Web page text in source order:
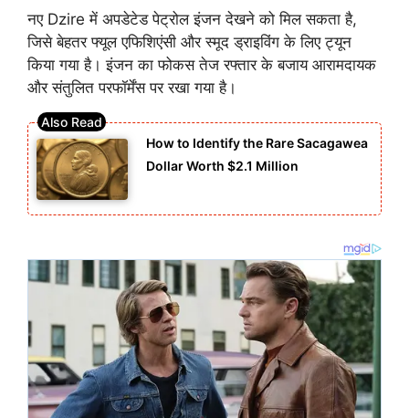
नए Dzire में अपडेटेड पेट्रोल इंजन देखने को मिल सकता है,
जिसे बेहतर फ्यूल एफिशिएंसी और स्मूद ड्राइविंग के लिए ट्यून
किया गया है। इंजन का फोकस तेज रफ्तार के बजाय आरामदायक
और संतुलित परफॉर्मेंस पर रखा गया है।
How to Identify the Rare Sacagawea
Dollar Worth $2.1 Million